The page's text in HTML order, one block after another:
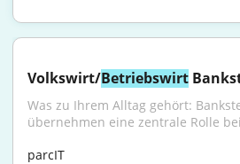
Volkswirt/Betriebswirt
Was zu Ihrem Alltag gehört:
übernehmen eine zentrale Rolle
parcIT